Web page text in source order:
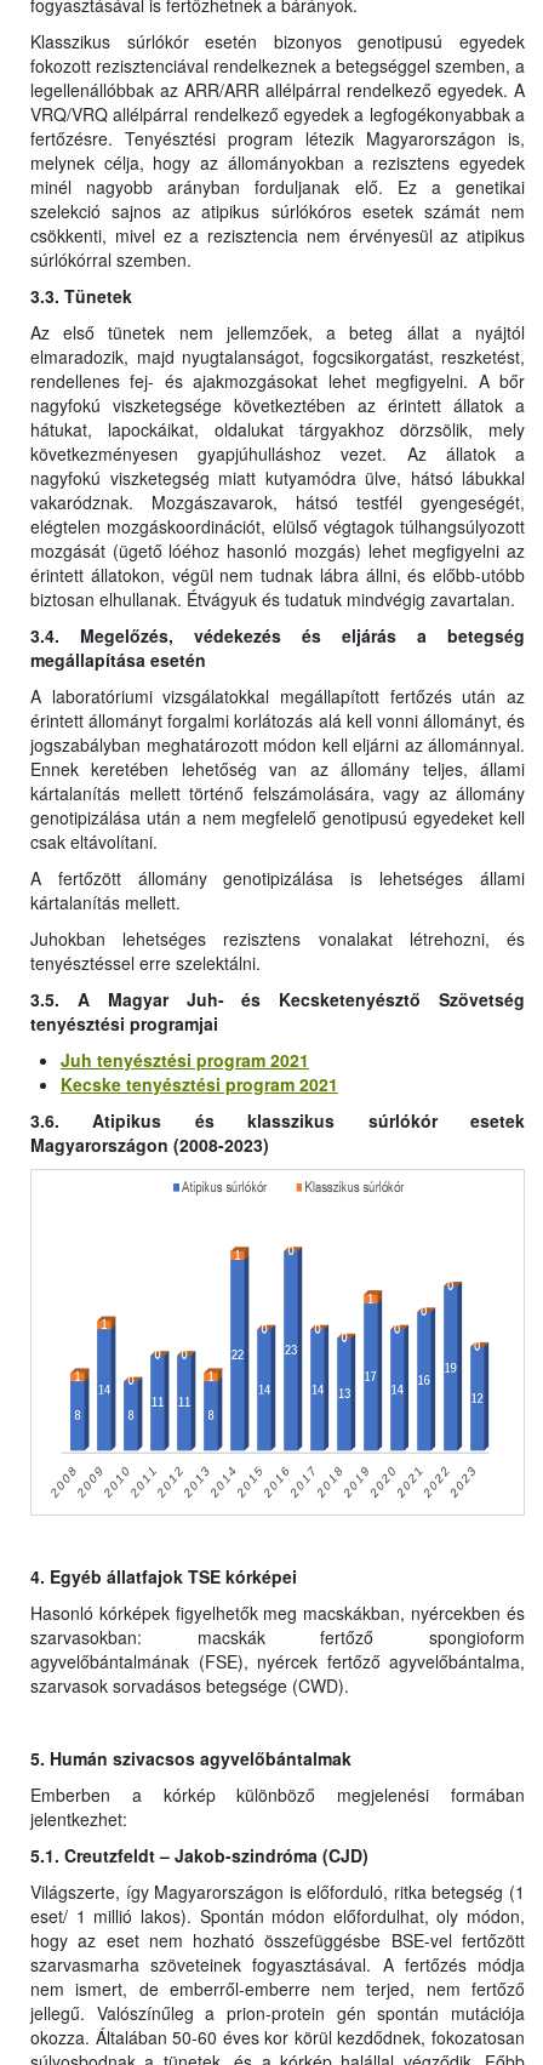
fogyasztásával is fertőzhetnek a bárányok.
Klasszikus súrlókór esetén bizonyos genotipusú egyedek
fokozott rezisztenciával rendelkeznek a betegséggel szemben, a
legellenállóbbak az ARR/ARR allélpárral rendelkező egyedek. A
VRQ/VRQ allélpárral rendelkező egyedek a legfogékonyabbak a
fertőzésre. Tenyésztési program létezik Magyarországon is,
melynek célja, hogy az állományokban a rezisztens egyedek
minél nagyobb arányban forduljanak elő. Ez a genetikai
szelekció sajnos az atipikus súrlókóros esetek számát nem
csökkenti, mivel ez a rezisztencia nem érvényesül az atipikus
súrlókórral szemben.
3.3. Tünetek
Az első tünetek nem jellemzőek, a beteg állat a nyájtól
elmaradozik, majd nyugtalanságot, fogcsikorgatást, reszketést,
rendellenes fej- és ajakmozgásokat lehet megfigyelni. A bőr
nagyfokú viszketegsége következtében az érintett állatok a
hátukat, lapockáikat, oldalukat tárgyakhoz dörzsölik, mely
következményesen gyapjúhulláshoz vezet. Az állatok a
nagyfokú viszketegség miatt kutyamódra ülve, hátsó lábukkal
vakaródznak. Mozgászavarok, hátsó testfél gyengeségét,
elégtelen mozgáskoordinációt, elülső végtagok túlhangsúlyozott
mozgását (ügető lóéhoz hasonló mozgás) lehet megfigyelni az
érintett állatokon, végül nem tudnak lábra állni, és előbb-utóbb
biztosan elhullanak. Étvágyuk és tudatuk mindvégig zavartalan.
3.4. Megelőzés, védekezés és eljárás a betegség
megállapítása esetén
A laboratóriumi vizsgálatokkal megállapított fertőzés után az
érintett állományt forgalmi korlátozás alá kell vonni állományt, és
jogszabályban meghatározott módon kell eljárni az állománnyal.
Ennek keretében lehetőség van az állomány teljes, állami
kártalanítás mellett történő felszámolására, vagy az állomány
genotipizálása után a nem megfelelő genotipusú egyedeket kell
csak eltávolítani.
A fertőzött állomány genotipizálása is lehetséges állami
kártalanítás mellett.
Juhokban lehetséges rezisztens vonalakat létrehozni, és
tenyésztéssel erre szelektálni.
3.5. A Magyar Juh- és Kecsketenyésztő Szövetség
tenyésztési programjai
Juh tenyésztési program 2021
Kecske tenyésztési program 2021
3.6. Atipikus és klasszikus súrlókór esetek
Magyarországon (2008-2023)
4. Egyéb állatfajok TSE kórképei
Hasonló kórképek figyelhetők meg macskákban, nyércekben és
szarvasokban: macskák fertőző spongioform
agyvelőbántalmának (FSE), nyércek fertőző agyvelőbántalma,
szarvasok sorvadásos betegsége (CWD).
5. Humán szivacsos agyvelőbántalmak
Emberben a kórkép különböző megjelenési formában
jelentkezhet:
5.1. Creutzfeldt – Jakob-szindróma (CJD)
Világszerte, így Magyarországon is előforduló, ritka betegség (1
eset/ 1 millió lakos). Spontán módon előfordulhat, oly módon,
hogy az eset nem hozható összefüggésbe BSE-vel fertőzött
szarvasmarha szöveteinek fogyasztásával. A fertőzés módja
nem ismert, de emberről-emberre nem terjed, nem fertőző
jellegű. Valószínűleg a prion-protein gén spontán mutációja
okozza. Általában 50-60 éves kor körül kezdődnek, fokozatosan